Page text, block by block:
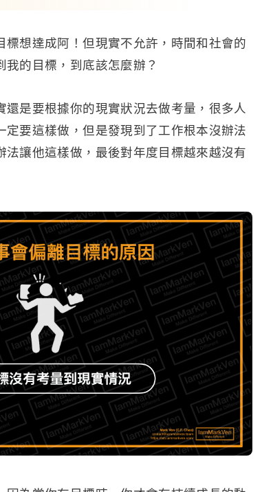
想達成阿！但現實不允許，時間和社會的
的目標，到底該怎麼辦？
是要根據你的現實狀況去做考量，很多人
要這樣做，但是發現到了工作根本沒辦法
讓他這樣做，最後對年度目標越來越沒有